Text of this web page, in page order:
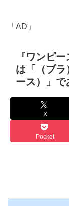
「AD」
『ワンピ
は「（ブ
ース）」で
X
Pocket